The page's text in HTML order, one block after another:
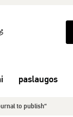
paslaugos
to publish“